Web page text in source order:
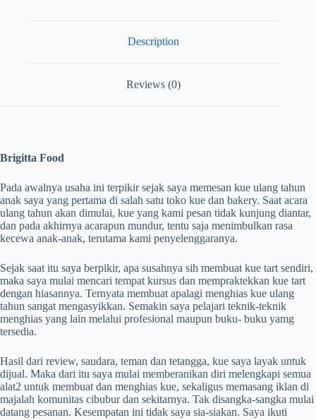
Description
Reviews (0)
Brigitta Food
Pada awalnya usaha ini terpikir sejak saya memesan kue ulang tahun
anak saya yang pertama di salah satu toko kue dan bakery. Saat acara
ulang tahun akan dimulai, kue yang kami pesan tidak kunjung diantar,
dan pada akhirnya acarapun mundur, tentu saja menimbulkan rasa
kecewa anak-anak, terutama kami penyelenggaranya.
Sejak saat itu saya berpikir, apa susahnya sih membuat kue tart sendiri,
maka saya mulai mencari tempat kursus dan mempraktekkan kue tart
dengan hiasannya. Ternyata membuat apalagi menghias kue ulang
tahun sangat mengasyikkan. Semakin saya pelajari teknik-teknik
menghias yang lain melalui profesional maupun buku- buku yamg
tersedia.
Hasil dari review, saudara, teman dan tetangga, kue saya layak untuk
dijual. Maka dari itu saya mulai memberanikan diri melengkapi semua
alat2 untuk membuat dan menghias kue, sekaligus memasang iklan di
majalah komunitas cibubur dan sekitarnya. Tak disangka-sangka mulai
datang pesanan. Kesempatan ini tidak saya sia-siakan. Saya ikuti